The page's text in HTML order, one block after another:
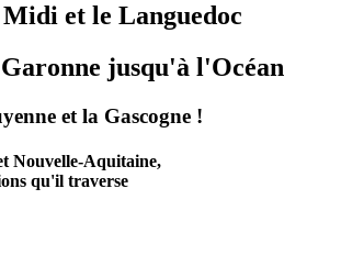
et le Languedoc
jusqu'à l'Océan
et la Gascogne !
Nouvelle-Aquitaine,
qu'il traverse